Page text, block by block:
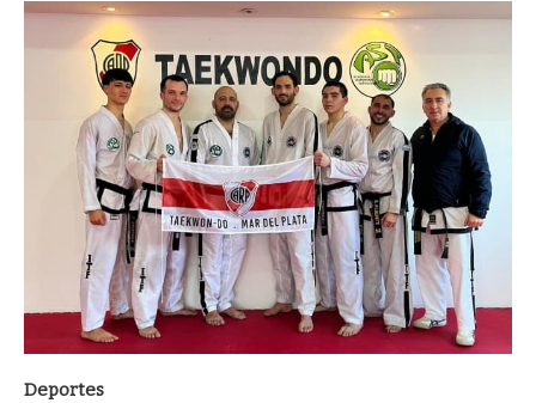
Deportes